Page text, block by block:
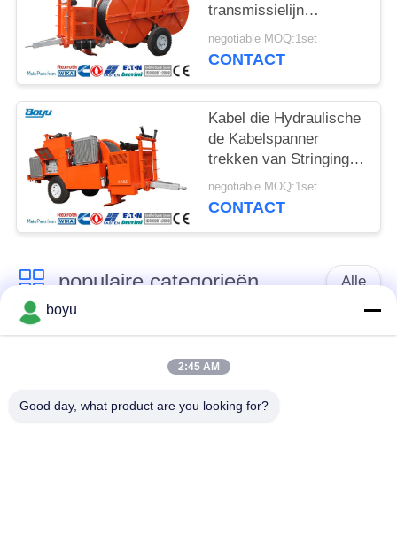
transmissielijn
Hydraulische de
Spanningsmachine
negotiable MOQ:1set
CONTACT
Kabel die Hydraulische
de Kabelspanner
trekken van Stringing
Equipment Hydraulic
van de Spannerleider
negotiable MOQ:1set
CONTACT
populaire categorieën Alle
transmissielijn die
Luchtlijn die Materiaal
vastbinden
spanning die
De antikabel van de
boyu
2:45 AM
Good day, what product are you looking for?